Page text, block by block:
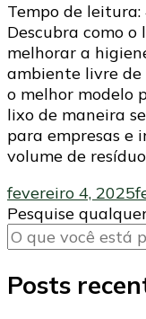
Tempo de leitura:
Descubra como
melhorar a
ambiente livre de
o melhor modelo
lixo de maneira
para empresas e
volume de
fevereiro 4, 2025
Procurando
algo?
Pesquise
Posts